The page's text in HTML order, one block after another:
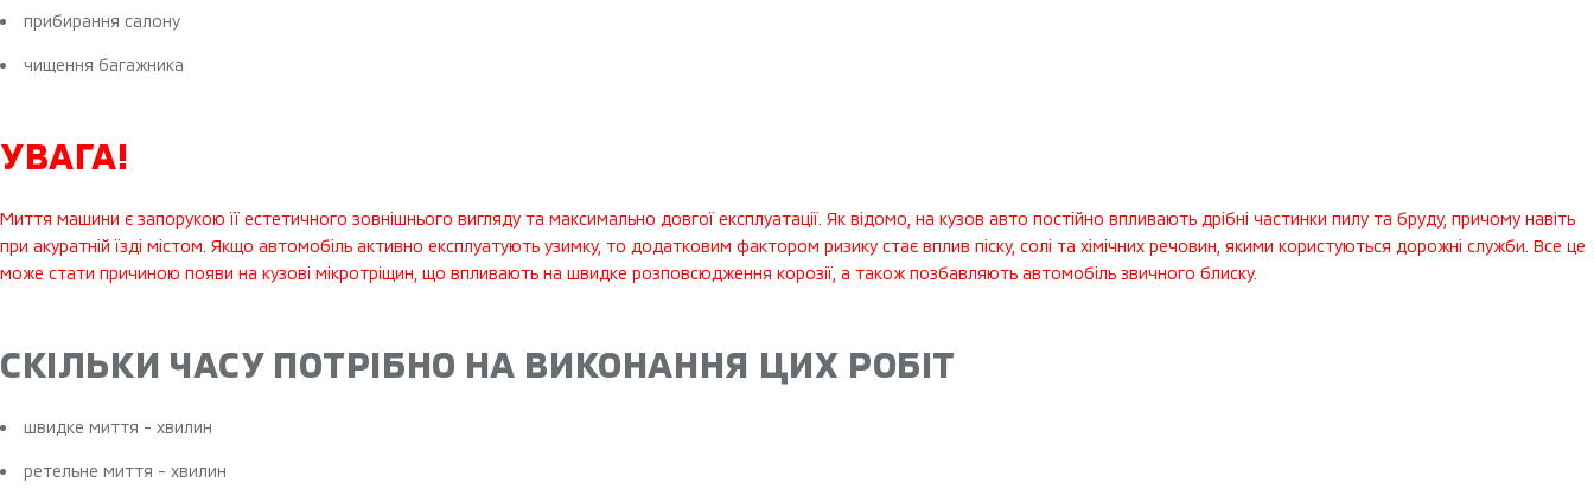
прибирання салону
чищення багажника
УВАГА!
Миття машини є запорукою її естетичного зовнішнього вигляду та максимально довгої експлуатації. Як відомо, на кузов авто постійно впливають дрібні частинки пилу та бруду, причому навіть
при акуратній їзді містом. Якщо автомобіль активно експлуатують узимку, то додатковим фактором ризику стає вплив піску, солі та хімічних речовин, якими користуються дорожні служби. Все це
може стати причиною появи на кузові мікротріщин, що впливають на швидке розповсюдження корозії, а також позбавляють автомобіль звичного блиску.
СКІЛЬКИ ЧАСУ ПОТРІБНО НА ВИКОНАННЯ ЦИХ РОБІТ
швидке миття - хвилин
ретельне миття - хвилин